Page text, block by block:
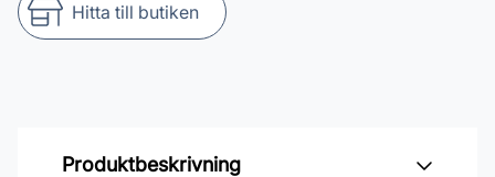
Hitta till butiken
Produktbeskrivning